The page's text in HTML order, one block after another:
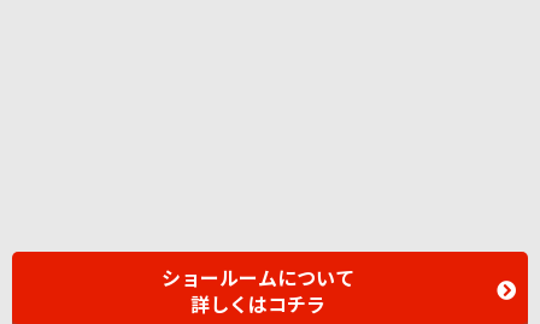
ショールームについて
詳しくはコチラ